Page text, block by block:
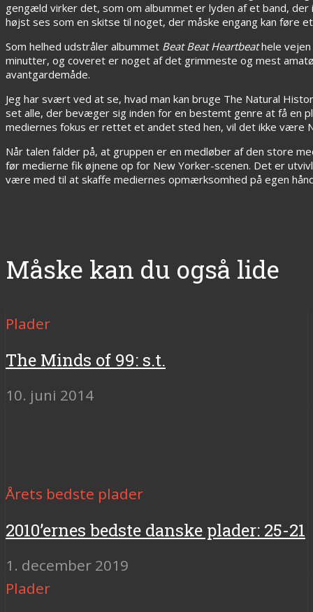
gengæld virker det, som om albummet er lyden af et band,
højst ses som en skitse til noget, der måske engang kan føre
Som helhed udstråler albummet Beat Beat Heartbeathele vejen
minutter, og coveret er noget af det grimmeste og mest
avantgardemåde.
Jeg har svært ved at se, hvad man kan bruge The Natural
set alle, der bevæger sig inden for en bestemt genre at få en
mediernes fokus er rettet et andet sted hen, vil det ikke være
Når talen falder på, at gruppen er en medløber af den store
før medierne fik øjnene op for New Yorker-scenen. Det er
være med til at skaffe mediernes opmærksomhed på egen
Måske kan du også lide
Plader
The Minds of 99: s.t.
10. juni 2014
Årets bedste plader
2010’ernes bedste danske plader: 25-21
1. december 2019
Plader